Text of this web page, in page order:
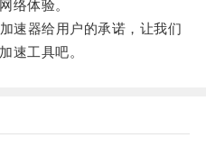
络体验。
器给用户的承诺，让我们
速工具吧。